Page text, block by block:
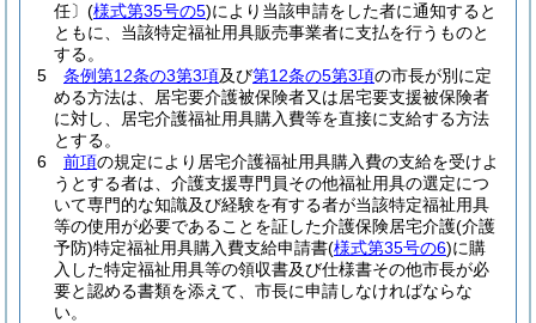
任〕 (様式第35号の5)により当該申請をした者に通知すると
ともに、当該特定福祉用具販売事業者に支払を行うものと
する。
5
条例第12条の3第3項及び第12条の5第3項の市長が別に定
める方法は、居宅要介護被保険者又は居宅要支援被保険者
に対し、居宅介護福祉用具購入費等を直接に支給する方法
とする。
6
前項の規定により居宅介護福祉用具購入費の支給を受けよ
うとする者は、介護支援専門員その他福祉用具の選定につ
いて専門的な知識及び経験を有する者が当該特定福祉用具
等の使用が必要であることを証した介護保険居宅介護(介護
予防)特定福祉用具購入費支給申請書(様式第35号の6)に購
入した特定福祉用具等の領収書及び仕様書その他市長が必
要と認める書類を添えて、市長に申請しなければならな
い。